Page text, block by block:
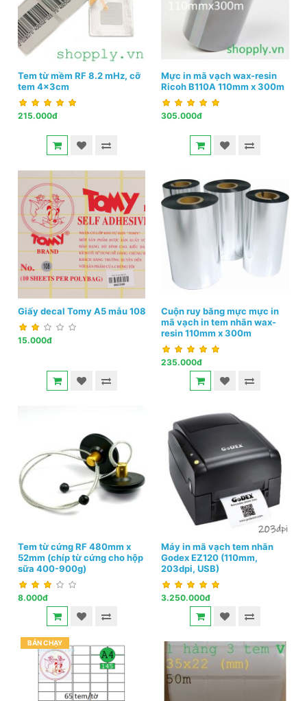
Tem từ mềm RF 8.2 mHz, cỡ
tem 4x3cm
215.000đ
Mực in mã vạch wax-resin
Ricoh B110A 110mm x 300m
305.000đ
Giấy decal Tomy A5 mẫu 108
15.000đ
Cuộn ruy băng mực mực in
mã vạch in tem nhãn wax-
resin 110mm x 300m
235.000đ
Tem từ cứng RF 480mm x
52mm (chíp từ cứng cho hộp
sữa 400-900g)
8.000đ
Máy in mã vạch tem nhãn
Godex EZ120 (110mm,
203dpi, USB)
3.250.000đ
BÁN CHẠY